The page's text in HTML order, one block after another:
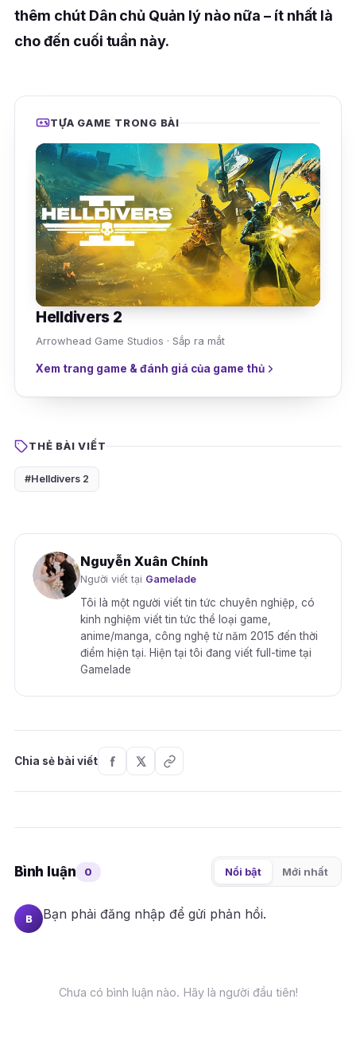
thêm chút Dân chủ Quản lý nào nữa – ít nhất là
cho đến cuối tuần này.
TỰA GAME TRONG BÀI
Helldivers 2
Arrowhead Game Studios · Sắp ra mắt
Xem trang game & đánh giá của game thủ
THẺ BÀI VIẾT
#Helldivers 2
Nguyễn Xuân Chính
Người viết tại Gamelade
Tôi là một người viết tin tức chuyên nghiệp, có
kinh nghiệm viết tin tức thể loại game,
anime/manga, công nghệ từ năm 2015 đến thời
điểm hiện tại. Hiện tại tôi đang viết full-time tại
Gamelade
Chia sẻ bài viết
Bình luận 0 Nổi bật Mới nhất
B Bạn phải đăng nhập để gửi phản hồi.
Chưa có bình luận nào. Hãy là người đầu tiên!